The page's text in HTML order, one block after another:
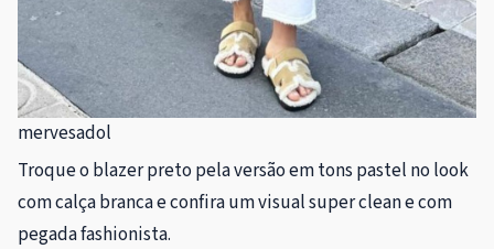
mervesadol
Troque o blazer preto pela versão em tons pastel no look
com calça branca e confira um visual super clean e com
pegada fashionista.